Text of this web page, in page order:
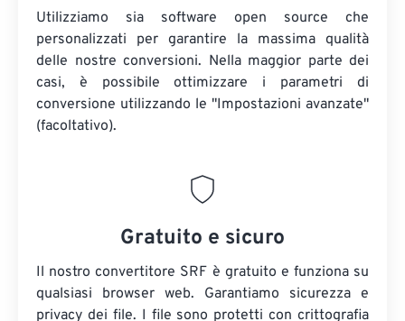
Utilizziamo sia software open source che
personalizzati per garantire la massima qualità
delle nostre conversioni. Nella maggior parte dei
casi, è possibile ottimizzare i parametri di
conversione utilizzando le "Impostazioni avanzate"
(facoltativo).
Gratuito e sicuro
Il nostro convertitore SRF è gratuito e funziona su
qualsiasi browser web. Garantiamo sicurezza e
privacy dei file. I file sono protetti con crittografia